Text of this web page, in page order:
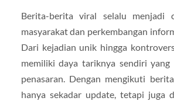
Berita-berita viral selalu menjadi
masyarakat dan perkembangan
Dari kejadian unik hingga
memiliki daya tariknya sendiri
penasaran. Dengan mengikuti
hanya sekadar update, tetapi juga